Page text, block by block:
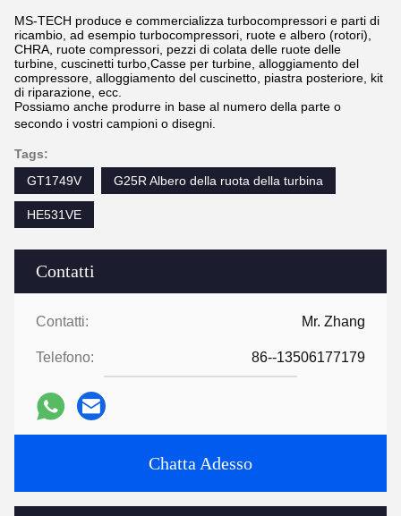
Contatti
Contatti: Mr. Zhang
Telefono: 86--13506177179
Chatta Adesso
MS-TECH produce e commercializza turbocompressori e parti di
ricambio, ad esempio turbocompressori, ruote e albero (rotori),
CHRA, ruote compressori, pezzi di colata delle ruote delle
turbine, cuscinetti turbo,Casse per turbine, alloggiamento del
compressore, alloggiamento del cuscinetto, piastra posteriore, kit
di riparazione, ecc.
Possiamo anche produrre in base al numero della parte o
secondo i vostri campioni o disegni.
Tags:
GT1749V
G25R Albero della ruota della turbina
HE531VE